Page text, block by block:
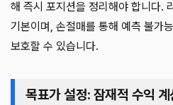
해 즉시 포지션을 정리해야 합니다.
기본이며, 손절매를 통해 예측 불가
보호할 수 있습니다.
목표가 설정: 잠재적 수익 계